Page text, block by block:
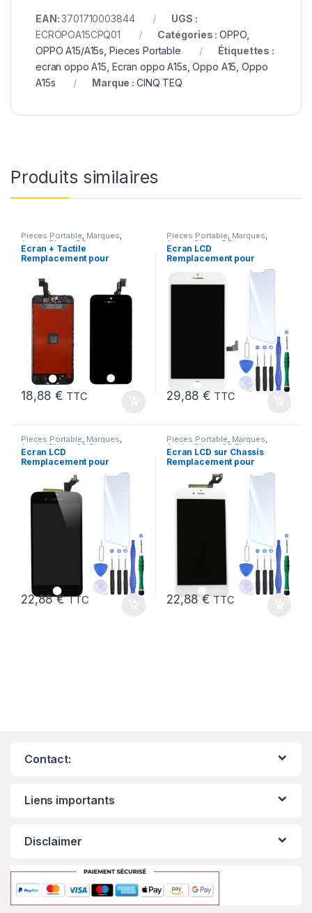
EAN:3701710003844
UGS :
ECROPOA15CPQ01
Catégories : OPPO
OPPO A15/A15s Pieces Portable
Étiquettes :
ecran oppo A15 Ecran oppo A15s ,Oppo A15 ,Oppo
A15s
Marque : CINQ TEQ
Produits similaires
Pieces Portable, Marques,
Apple iPhone 5C
Ecran + Tactile
Remplacement pour
sur Chassis + Outils
18,88€ TTC
Pieces Portable, Marques,
Apple iPhone 7 Plus
Ecran LCD
Remplacement pour
KIT Outils
29,88€ TTC
Pieces Portable, Marques,
Apple iPhone 6S Plus
Ecran LCD
Remplacement pour
+Verre Trempe +Outils
22,88€ TTC
Pieces Portable, Marques,
Apple iPhone 6S Plus
Ecran LCD sur Chassis
Remplacement pour
iPhone 6S Plus Blanc
22,88€ TTC
Contact:
Liens importants
Disclaimer